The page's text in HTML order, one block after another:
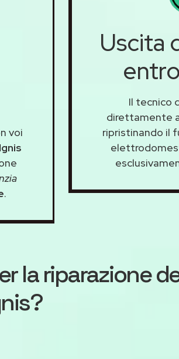
voi
.
Uscita
Il tecnico
direttamente
ripristinando il
la riparazione